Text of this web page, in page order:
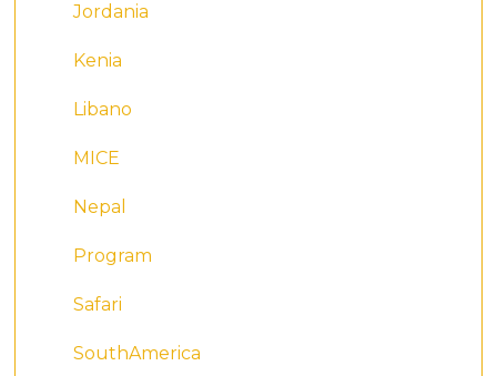
Jordania
Kenia
Libano
MICE
Nepal
Program
Safari
SouthAmerica